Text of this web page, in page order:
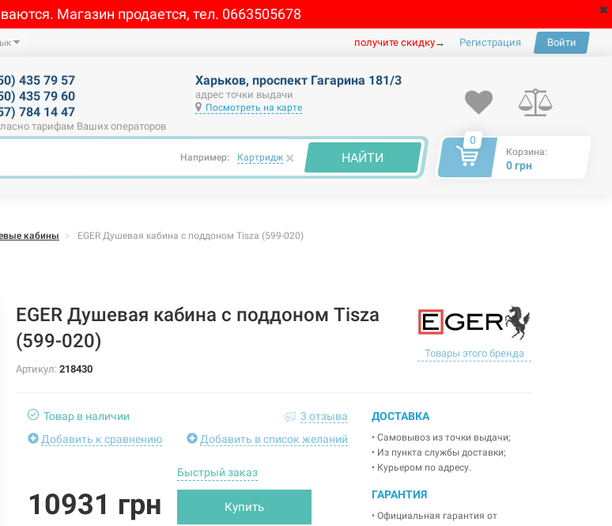
Магазин продается, тел. 0663505678
получите скидку→ Регистрация Войти
435 79 57
435 79 60
784 14 47
тарифам Ваших операторов
Харьков, проспект Гагарина 181/3
адрес точки выдачи
Посмотреть на карте
Например: Картридж × НАЙТИ
0
Корзина:
0 грн
кабины EGER Душевая кабина с поддоном Tisza (599-020)
EGER Душевая кабина с поддоном Tisza
(599-020)
Товары этого бренда
Артикул: 218430
Товар в наличии
3 отзыва
Добавить к сравнению
Добавить в список желаний
10931 грн Купить
Быстрый заказ
ДОСТАВКА
• Самовывоз из точки выдачи;
• Из пункта службы доставки;
• Курьером по адресу.
ГАРАНТИЯ
• Официальная гарантия от